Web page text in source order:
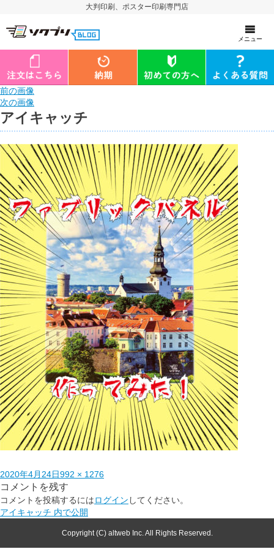
大判印刷、ポスター印刷専門店
メニュー
前の画像
次の画像
アイキャッチ
2020年4月24日992 × 1276
コメントを残す
コメントを投稿するにはログイン してください。
アイキャッチ 内で公開
Copyright (C) altweb Inc. All Rights Reserved.